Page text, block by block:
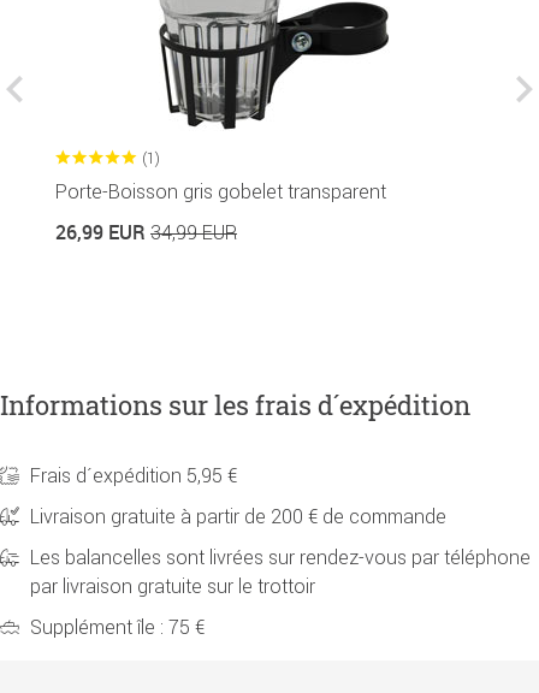
(1)
Porte-Boisson gris gobelet transparent
26,99 EUR 34,99 EUR
Informations sur les frais d´expédition
Frais d´expédition 5,95 €
Livraison gratuite à partir de 200 € de commande
Les balancelles sont livrées sur rendez-vous par téléphone
par livraison gratuite sur le trottoir
Supplément île : 75 €